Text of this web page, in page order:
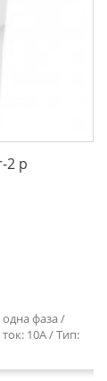
2 р
фаза /
10А / Тип: